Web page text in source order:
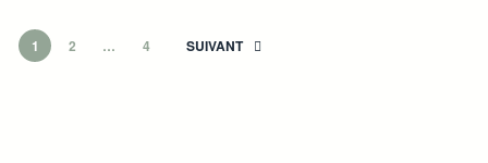
1 2 … 4 SUIVANT